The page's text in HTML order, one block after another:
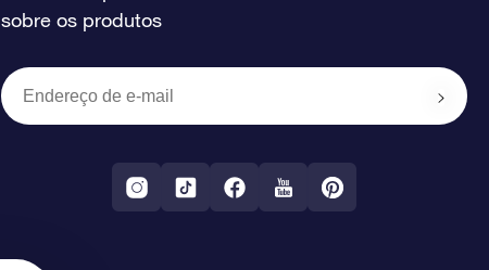
sobre os produtos